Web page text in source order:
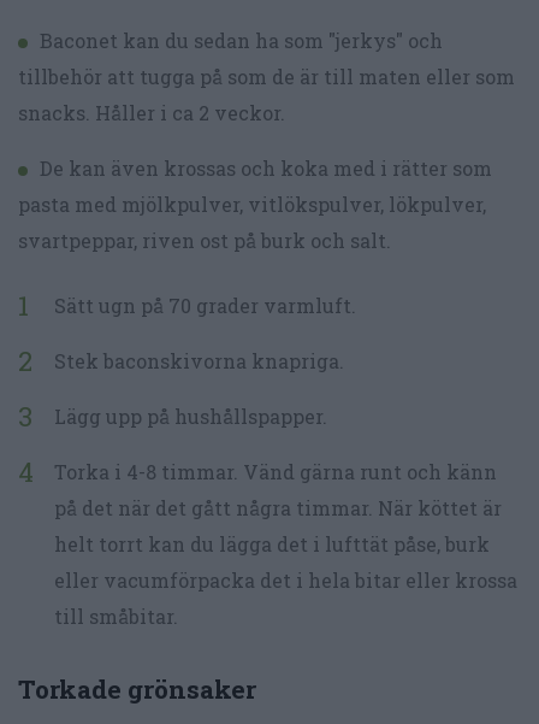
Baconet kan du sedan ha som "jerkys" och
tillbehör att tugga på som de är till maten eller som
snacks. Håller i ca 2 veckor.
De kan även krossas och koka med i rätter som
pasta med mjölkpulver, vitlökspulver, lökpulver,
svartpeppar, riven ost på burk och salt.
Sätt ugn på 70 grader varmluft.
Stek baconskivorna knapriga.
Lägg upp på hushållspapper.
Torka i 4-8 timmar. Vänd gärna runt och känn
på det när det gått några timmar. När köttet är
helt torrt kan du lägga det i lufttät påse, burk
eller vacumförpacka det i hela bitar eller krossa
till småbitar.
Torkade grönsaker